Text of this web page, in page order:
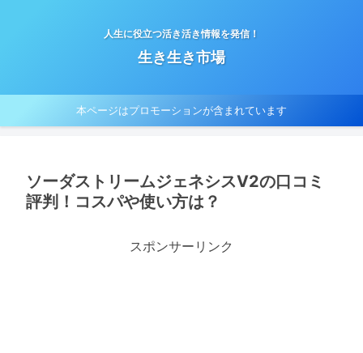
人生に役立つ活き活き情報を発信！
生き生き市場
本ページはプロモーションが含まれています
ソーダストリームジェネシスV2の口コミ
評判！コスパや使い方は？
スポンサーリンク